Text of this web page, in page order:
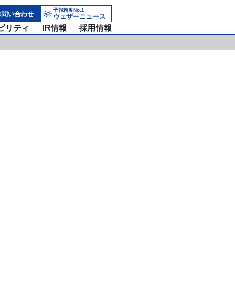
問い合わせ 予報精度No.1
ウェザーニュース
リティ IR情報 採用情報